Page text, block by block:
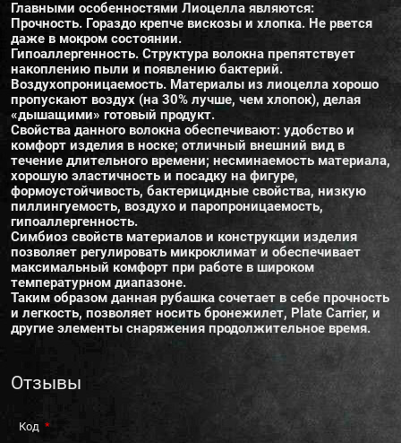
Главными особенностями Лиоцелла являются:
Прочность. Гораздо крепче вискозы и хлопка. Не рвется
даже в мокром состоянии.
Гипоаллергенность. Структура волокна препятствует
накоплению пыли и появлению бактерий.
Воздухопроницаемость. Материалы из лиоцелла хорошо
пропускают воздух (на 30% лучше, чем хлопок), делая
«дышащими» готовый продукт.
Свойства данного волокна обеспечивают: удобство и
комфорт изделия в носке; отличный внешний вид в
течение длительного времени; несминаемость материала,
хорошую эластичность и посадку на фигуре,
формоустойчивость, бактерицидные свойства, низкую
пиллингуемость, воздухо и паропроницаемость,
гипоаллергенность.
Симбиоз свойств материалов и конструкции изделия
позволяет регулировать микроклимат и обеспечивает
максимальный комфорт при работе в широком
температурном диапазоне.
Таким образом данная рубашка сочетает в себе прочность
и легкость, позволяет носить бронежилет, Plate Carrier, и
другие элементы снаряжения продолжительное время.
Отзывы
Код